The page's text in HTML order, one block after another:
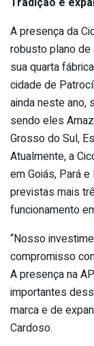
A presença da
robusto plano de
sua quarta
cidade de
ainda neste ano,
sendo eles
Grosso do Sul,
Atualmente, a
em Goiás, Pará
previstas mais
funcionamento
“Nosso
compromisso
A presença na
importantes
marca e de
Cardoso.